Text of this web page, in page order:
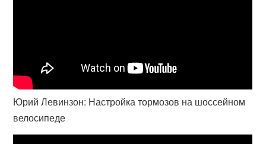
Юрий Левинзон: Настройка тормозов на шоссейном
велосипеде